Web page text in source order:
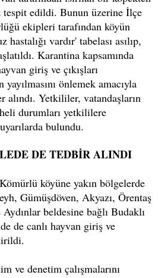
tespit edildi. Bunun üzerine İlçe
ekipleri tarafından köyün
vardır' tabelası asılıp,
Karantina kapsamında
giriş ve çıkışları
yayılmasını önlemek amacıyla
Yetkililer, vatandaşların
durumları yetkililere
bulundu.
DE TEDBİR ALINDI
köyüne yakın bölgelerde
Gümüşdöven, Akyazı, Örentaş
beldesine bağlı Budaklı
de canlı hayvan giriş ve
ve denetim çalışmalarını